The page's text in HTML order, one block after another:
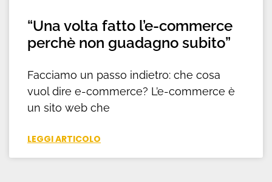
“Una volta fatto l’e-commerce
perchè non guadagno subito”
Facciamo un passo indietro: che cosa
vuol dire e-commerce? L’e-commerce è
un sito web che
LEGGI ARTICOLO